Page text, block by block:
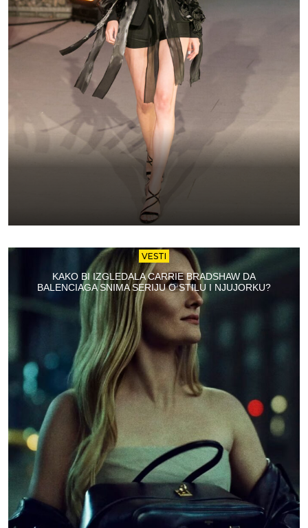
VESTI
KAKO BI IZGLEDALA CARRIE BRADSHAW DA
BALENCIAGA SNIMA SERIJU O STILU I NJUJORKU?